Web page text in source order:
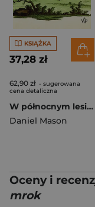
KSIĄŻKA
37,28 zł
62,90 zł - sugerowana
cena detaliczna
W północnym lesie wyd. 2026
Daniel Mason
Oceny i
mrok